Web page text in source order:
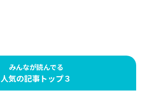
みんなが読んでる
人気の記事トップ３